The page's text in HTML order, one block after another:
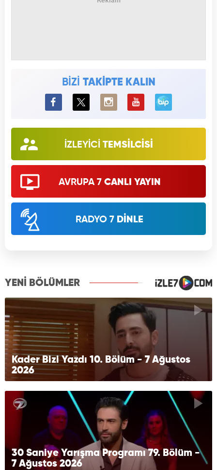
BİZİ TAKİPTE KALIN
BiP
İZLEYİCİ TEMSİLCİSİ
AVRUPA 7 CANLI YAYIN
RADYO 7 DİNLE
YENİ BÖLÜMLER
Kader Bizi Yazdı 10. Bölüm - 7 Ağustos
2026
30 Saniye Yarışma Programı 79. Bölüm -
7 Ağustos 2026